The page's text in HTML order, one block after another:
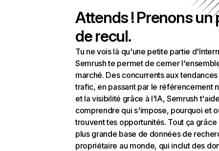
Attends ! Prenons un
de recul.
Tu ne vois là qu'une petite partie
Semrush te permet de cerner
marché. Des concurrents aux
trafic, en passant par le référencement
et la visibilité grâce à l'IA, Semrush
comprendre qui s'impose, pourquoi et
trouvent tes opportunités. Tout ça grâce
plus grande base de données de
propriétaire au monde, qui inclut des